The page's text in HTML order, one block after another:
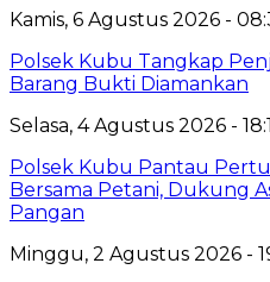
Kamis, 6 Agustus 2026 -
Polsek Kubu Tangkap
Barang Bukti Diamankan
Selasa, 4 Agustus 2026 -
Polsek Kubu Pantau
Bersama Petani, Dukung
Pangan
Minggu, 2 Agustus 2026 -